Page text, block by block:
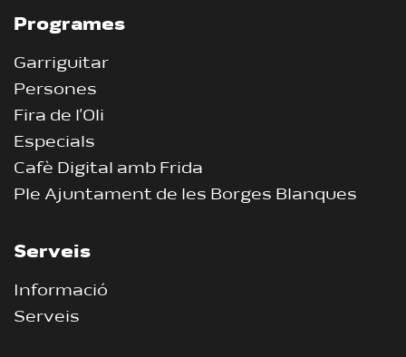
Programes
Garriguitar
Persones
Fira de l’Oli
Especials
Cafè Digital amb Frida
Ple Ajuntament de les Borges Blanques
Serveis
Informació
Serveis